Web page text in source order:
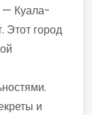
— Куала-
Этот город
и